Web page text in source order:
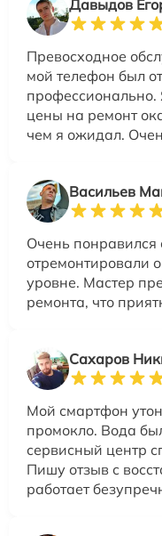
Давыдов
Превосходное
мой телефон был
профессионально.
цены на ремонт
чем я ожидал.
Васильев
Очень понравился
отремонтировали
уровне. Мастер
ремонта, что
Сахаров
Мой смартфон
промокло. Вода
сервисный центр
Пишу отзыв с
работает